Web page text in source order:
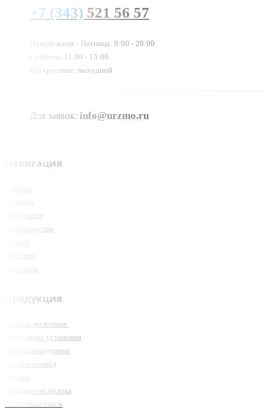
+7 (343) 521 56 57
Понедельник - Пятница: 9:00 - 20:00
Суббота: 11:00 - 15:00
Воскресенье: выходной
Для заявок: info@urzmo.ru
Навигация
Главная
О заводе
Продукция
Производство
Доставка
Контакты
Продукция
Насосы молочные
Вакуумные установки
Насосы вакуумные
Молокопровод
Охладители молока
Молочные такси